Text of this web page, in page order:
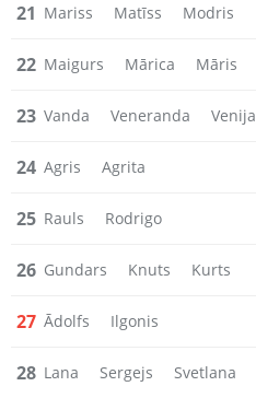
21 Mariss Matīss Modris
22 Maigurs Mārica Māris
23 Vanda Veneranda Venija
24 Agris Agrita
25 Rauls Rodrigo
26 Gundars Knuts Kurts
27 Ādolfs Ilgonis
28 Lana Sergejs Svetlana